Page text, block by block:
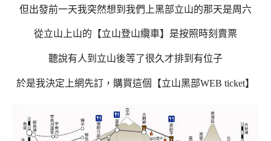
但出發前一天我突然想到我們上黑部立山的那天是周六
從立山上山的【立山登山纜車】是按照時刻賣票
聽說有人到立山後等了很久才排到有位子
於是我決定上網先訂，購買這個【立山黑部WEB ticket】